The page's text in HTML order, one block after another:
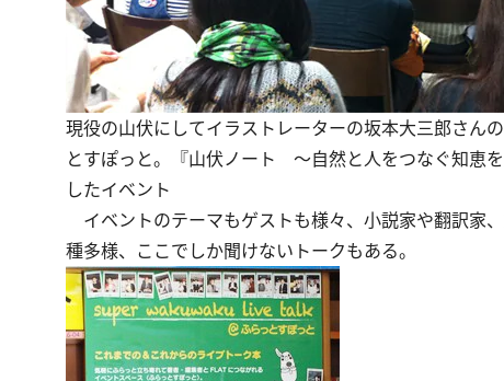
現役の山伏にしてイラストレーターの坂本大三郎さん
とすぽっと。『山伏ノート ～自然と人をつなぐ知恵
したイベント
イベントのテーマもゲストも様々、小説家や翻訳家
種多様、ここでしか聞けないトークもある。